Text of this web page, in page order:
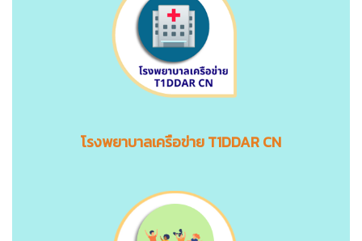
โรงพยาบาลเครือข่าย T1DDAR CN